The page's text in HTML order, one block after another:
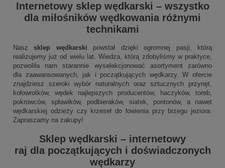
Internetowy sklep wędkarski – wszystko
dla miłośników wędkowania różnymi
technikami
Naszsklep wędkarski powstał dzięki ogromnej pasji, którą
realizujemy już od wielu lat. Wiedza, którą zdobyliśmy w praktyce,
pozwoliła nam starannie wyselekcjonować asortyment zarówno
dla zaawansowanych, jak i początkujących wędkarzy. W ofercie
znajdziesz szeroki wybór naturalnych oraz sztucznych przynęt,
kołowrotków, wędek najlepszych producentów, haczyków, toreb,
pokrowców, spławików, podbieraków, siatek, pontonów, a nawet
wędkarskiej odzieży czy krzeseł do łowienia przy brzegu jeziora.
Zapraszamy na zakupy!
Sklep wędkarski – internetowy
raj dla początkujących i doświadczonych
wędkarzy